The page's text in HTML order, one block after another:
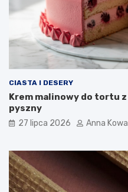
CIASTA I DESERY
Krem malinowy do tortu
pyszny
27 lipca 2026 Anna